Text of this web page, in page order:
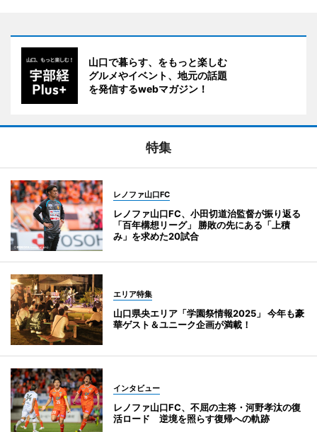
山口で暮らす、をもっと楽しむ
グルメやイベント、地元の話題
を発信するwebマガジン！
特集
レノファ山口FC
レノファ山口FC、小田切道治監督が振り返る
「百年構想リーグ」 勝敗の先にある「上積
み」を求めた20試合
エリア特集
山口県央エリア「学園祭情報2025」 今年も豪
華ゲスト＆ユニーク企画が満載！
インタビュー
レノファ山口FC、不屈の主将・河野孝汰の復
活ロード 逆境を照らす復帰への軌跡